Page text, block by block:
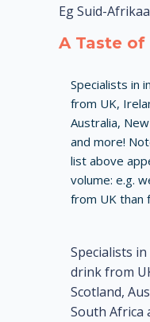
Eg Suid-
A Taste of
Specialists in
from UK,
Australia,
and more!
list above
volume: e.g.
from UK than
Specialists
drink from
Scotland,
South Africa